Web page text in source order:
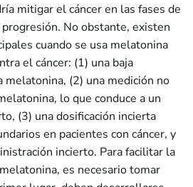
mitigar el cáncer en las fases de
No obstante, existen
cuando se usa melatonina
el cáncer: (1) una baja
(2) una medición no
lo que conduce a un
(3) una dosificación incierta
en pacientes con cáncer, y
incierto. Para facilitar la
es necesario tomar